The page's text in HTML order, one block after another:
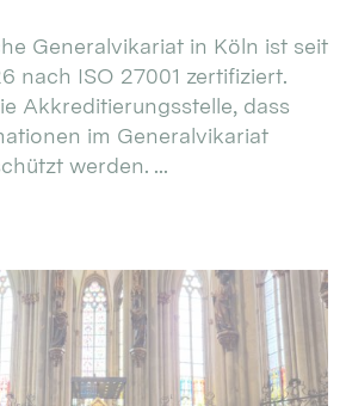
Generalvikariat in Köln ist seit
nach ISO 27001 zertifiziert.
Akkreditierungsstelle, dass
im Generalvikariat
werden. ...